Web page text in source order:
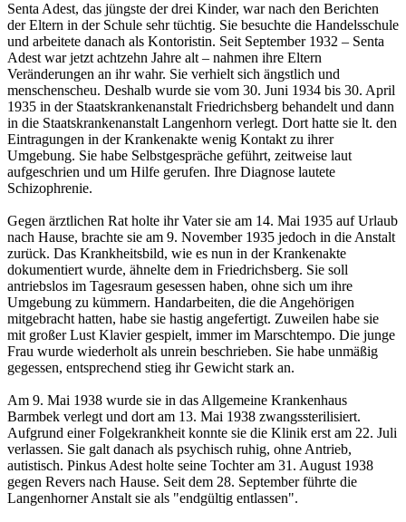
Senta Adest, das jüngste der drei Kinder, war nach den Berichten
der Eltern in der Schule sehr tüchtig. Sie besuchte die Handelsschule
und arbeitete danach als Kontoristin. Seit September 1932 – Senta
Adest war jetzt achtzehn Jahre alt – nahmen ihre Eltern
Veränderungen an ihr wahr. Sie verhielt sich ängstlich und
menschenscheu. Deshalb wurde sie vom 30. Juni 1934 bis 30. April
1935 in der Staatskrankenanstalt Friedrichsberg behandelt und dann
in die Staatskrankenanstalt Langenhorn verlegt. Dort hatte sie lt. den
Eintragungen in der Krankenakte wenig Kontakt zu ihrer
Umgebung. Sie habe Selbstgespräche geführt, zeitweise laut
aufgeschrien und um Hilfe gerufen. Ihre Diagnose lautete
Schizophrenie.
Gegen ärztlichen Rat holte ihr Vater sie am 14. Mai 1935 auf Urlaub
nach Hause, brachte sie am 9. November 1935 jedoch in die Anstalt
zurück. Das Krankheitsbild, wie es nun in der Krankenakte
dokumentiert wurde, ähnelte dem in Friedrichsberg. Sie soll
antriebslos im Tagesraum gesessen haben, ohne sich um ihre
Umgebung zu kümmern. Handarbeiten, die die Angehörigen
mitgebracht hatten, habe sie hastig angefertigt. Zuweilen habe sie
mit großer Lust Klavier gespielt, immer im Marschtempo. Die junge
Frau wurde wiederholt als unrein beschrieben. Sie habe unmäßig
gegessen, entsprechend stieg ihr Gewicht stark an.
Am 9. Mai 1938 wurde sie in das Allgemeine Krankenhaus
Barmbek verlegt und dort am 13. Mai 1938 zwangssterilisiert.
Aufgrund einer Folgekrankheit konnte sie die Klinik erst am 22. Juli
verlassen. Sie galt danach als psychisch ruhig, ohne Antrieb,
autistisch. Pinkus Adest holte seine Tochter am 31. August 1938
gegen Revers nach Hause. Seit dem 28. September führte die
Langenhorner Anstalt sie als "endgültig entlassen".